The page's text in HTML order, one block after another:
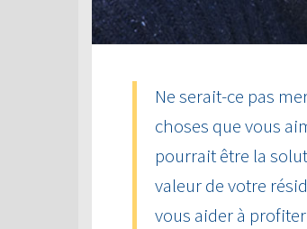
Ne serait-ce pas
choses que vous
pourrait être la
valeur de votre
vous aider à